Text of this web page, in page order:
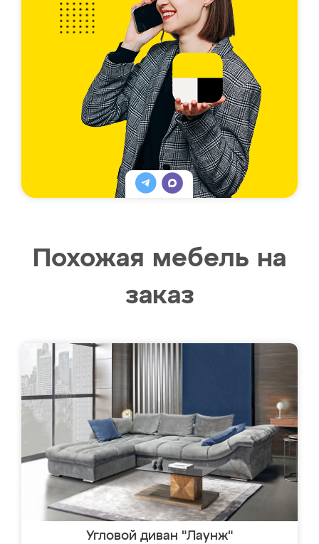
Похожая мебель на
заказ
Угловой диван "Лаунж"